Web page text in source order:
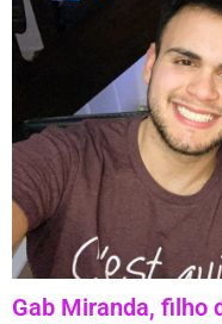
Gab Miranda, filho